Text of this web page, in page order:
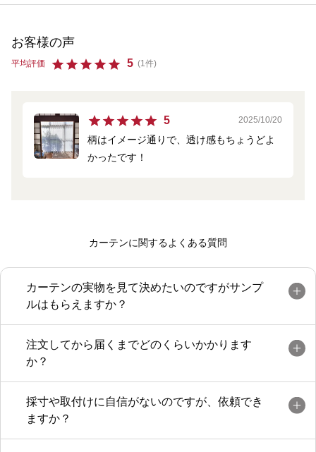
お客様の声
平均評価 5 (1件)
5 2025/10/20
柄はイメージ通りで、透け感もちょうどよ
かったです！
カーテンに関するよくある質問
カーテンの実物を見て決めたいのですがサンプ
ルはもらえますか？
注文してから届くまでどのくらいかかります
か？
採寸や取付けに自信がないのですが、依頼でき
ますか？